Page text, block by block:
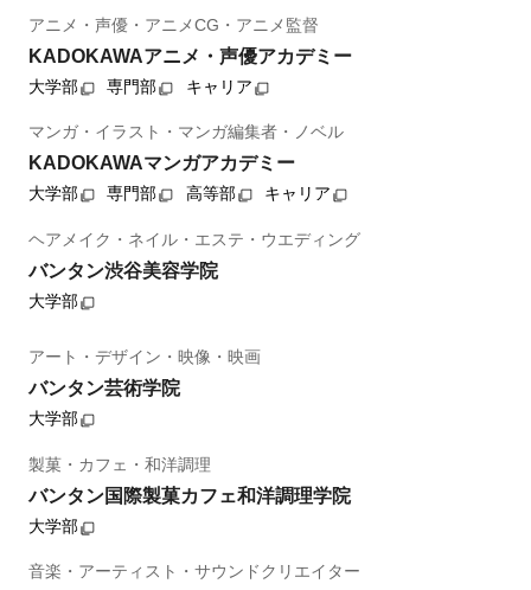
アニメ・声優・アニメCG・アニメ監督
KADOKAWAアニメ・声優アカデミー
大学部 専門部 キャリア
マンガ・イラスト・マンガ編集者・ノベル
KADOKAWAマンガアカデミー
大学部 専門部 高等部 キャリア
ヘアメイク・ネイル・エステ・ウエディング
バンタン渋谷美容学院
大学部
アート・デザイン・映像・映画
バンタン芸術学院
大学部
製菓・カフェ・和洋調理
バンタン国際製菓カフェ和洋調理学院
大学部
音楽・アーティスト・サウンドクリエイター